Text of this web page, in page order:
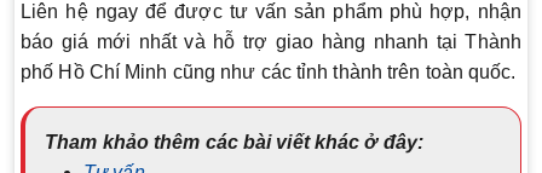
Liên hệ ngay để được tư vấn sản phẩm phù hợp, nhận
báo giá mới nhất và hỗ trợ giao hàng nhanh tại Thành
phố Hồ Chí Minh cũng như các tỉnh thành trên toàn quốc.
Tham khảo thêm các bài viết khác ở đây: